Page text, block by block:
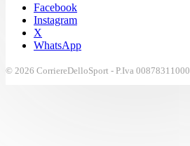
Facebook
Instagram
X
WhatsApp
© 2026 CorriereDelloSport - P.Iva 00878311000